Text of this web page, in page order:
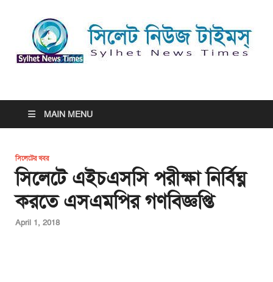
সিলেট নিউজ টাইমস্ | Sylhet
News Times
MAIN MENU
সিলেটের খবর
সিলেটে এইচএসসি পরীক্ষা নির্বিঘ্ন
করতে এসএমপির গণবিজ্ঞপ্তি
April 1, 2018